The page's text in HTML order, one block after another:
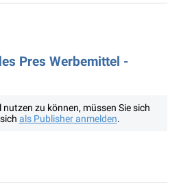
Pres Werbemittel -
nutzen zu können, müssen Sie sich
als Publisher anmelden.